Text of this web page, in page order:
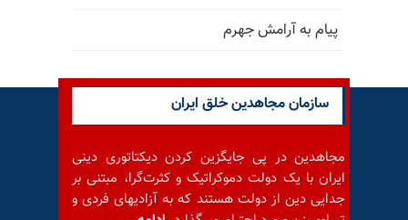
پیام به آرامش جهرم
سازمان مجاهدین خلق ایران
مجاهدین در پی جایگزین کردن دیکتاتوری دینی
ایران با یک دولت دموکراتیک و کثرت‌گرا، مبتنی بر
جدایی دین از دولت هستند که به آزادیهای فردی و